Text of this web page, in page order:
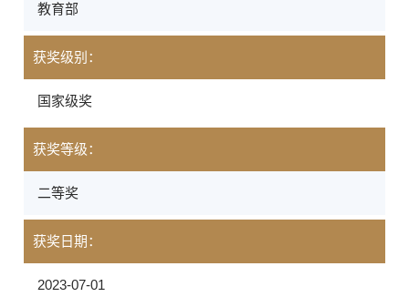
教育部
获奖级别：
国家级奖
获奖等级：
二等奖
获奖日期：
2023-07-01